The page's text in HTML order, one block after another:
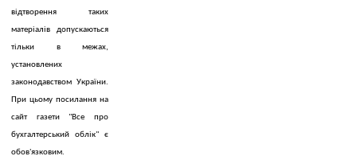
відтворення таких
матеріалів допускаються
тільки в межах,
установлених
законодавством України.
При цьому посилання на
сайт газети "Все про
бухгалтерський облік" є
обов'язковим.